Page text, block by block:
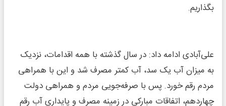
بگذاریم.
علی‌آبادی ادامه داد: در سال گذشته با همه اقدامات، نزدیک
به میزان آب یک سد، آب کمتر مصرف شد و این با همراهی
مردم رقم خورد. پس با صرفه‌جویی مردم و همراهی دولت
چهاردهم، اتفاقات مبارکی در زمینه مصرف و پایداری آب رقم